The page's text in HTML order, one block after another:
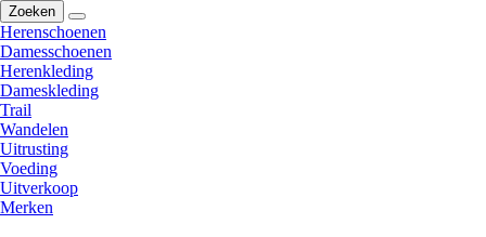
Zoeken
Herenschoenen
Damesschoenen
Herenkleding
Dameskleding
Trail
Wandelen
Uitrusting
Voeding
Uitverkoop
Merken